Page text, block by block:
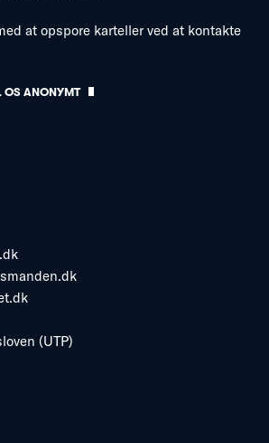
at opspore karteller ved at kontakte
OS ANONYMT
(UTP)